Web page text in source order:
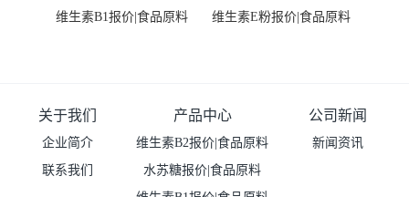
维生素B1报价|食品原料 维生素E粉报价|食品原料
关于我们
企业简介
联系我们
产品中心
维生素B2报价|食品原料
水苏糖报价|食品原料
公司新闻
新闻资讯